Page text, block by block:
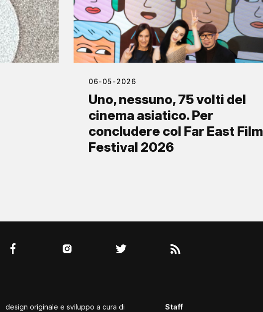
06-05-2026
Uno, nessuno, 75 volti del
cinema asiatico. Per
concludere col Far East Film
Festival 2026
design originale e sviluppo a cura di Staff